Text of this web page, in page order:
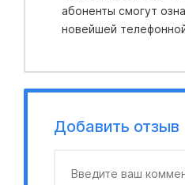
абоненты смогут
новейшей
Добавить отзыв